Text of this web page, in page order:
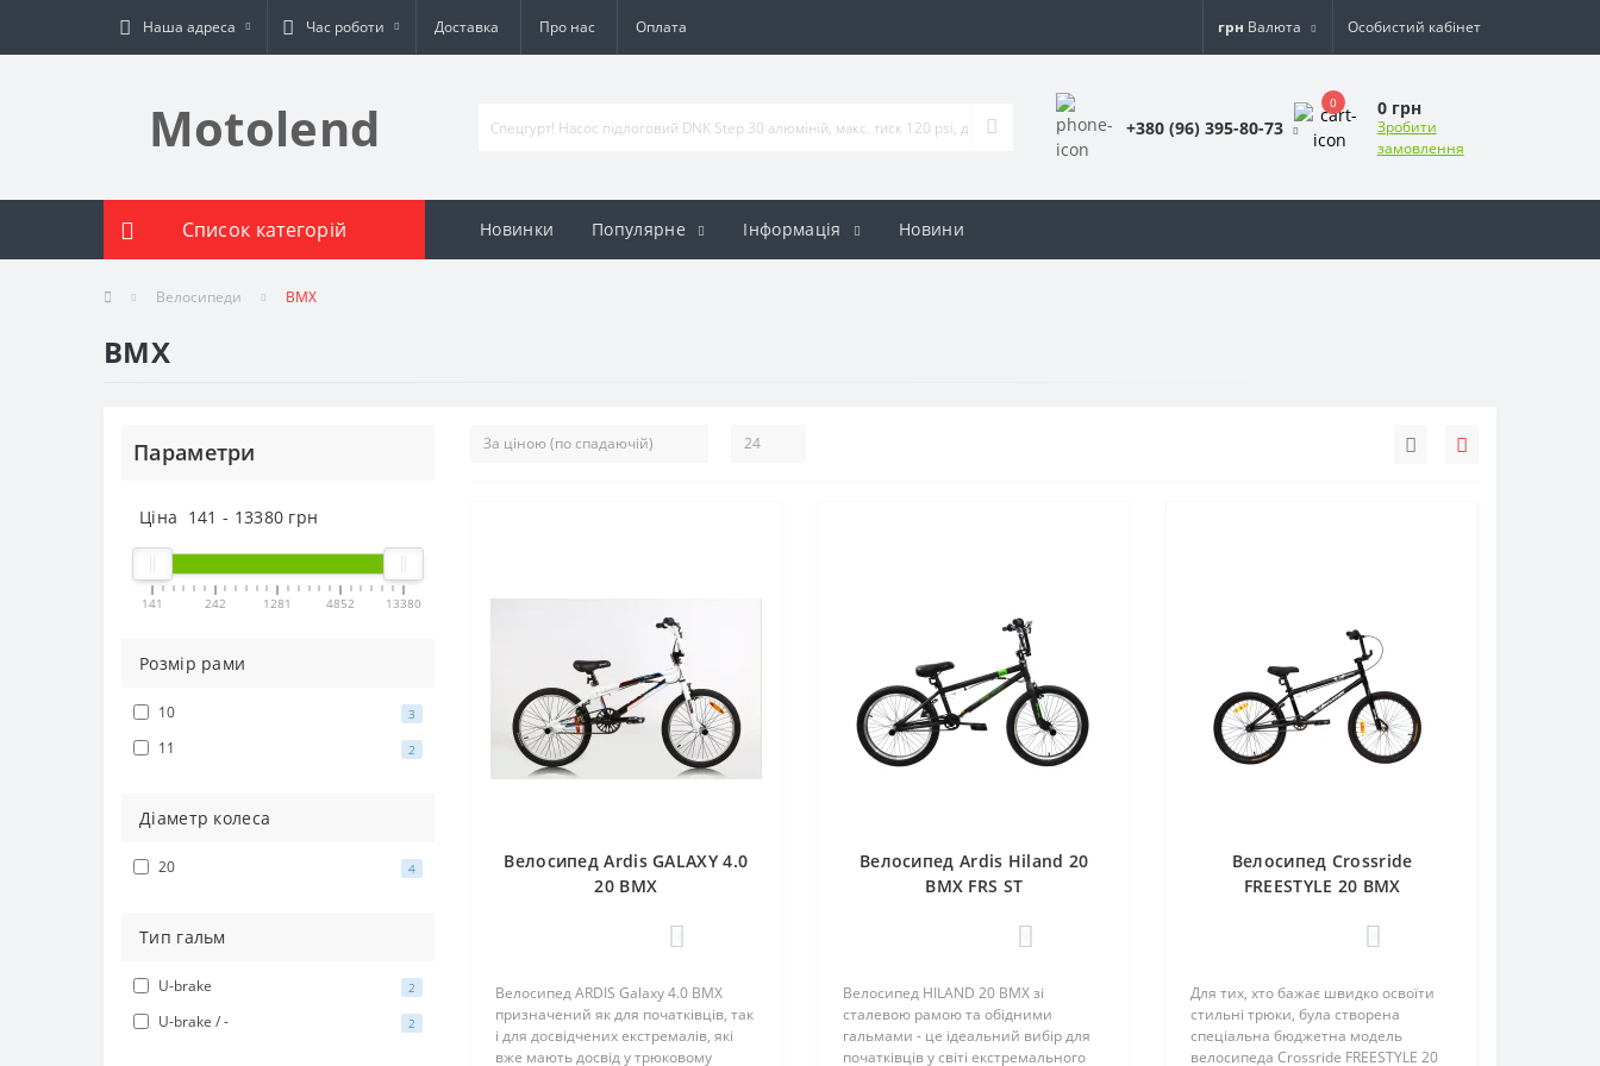
Наша адреса Час роботи Доставка Про нас Оплата грн Валюта Особистий кабінет
Motolend +380 (96) 395-80-73
0 0 грн
Зробити
замовлення
Список категорій Новинки Популярне Iнформація Новини
Велосипеди BMX
BMX
Параметри
Ціна 141 - 13380 грн
141 242 1281 4852 13380
Розмір рами
10 3
11 2
Діаметр колеса
20 4
Тип гальм
U-brake 2
U-brake / - 2
Велосипед Ardis GALAXY 4.0
20 BMX
Велосипед ARDIS Galaxy 4.0 BMX
призначений як для початківців, так
і для досвідчених екстремалів, які
вже мають досвід у трюковому
Велосипед Ardis Hiland 20
BMX FRS ST
Велосипед HILAND 20 BMX зі
сталевою рамою та обідними
гальмами - це ідеальний вибір для
початківців у світі екстремального
Велосипед Crossride
FREESTYLE 20 BMX
Для тих, хто бажає швидко освоїти
стильні трюки, була створена
спеціальна бюджетна модель
велосипеда Crossride FREESTYLE 20